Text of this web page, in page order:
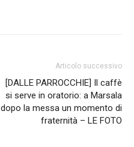
Articolo successivo
[DALLE PARROCCHIE] Il caffè
si serve in oratorio: a Marsala
dopo la messa un momento di
fraternità – LE FOTO